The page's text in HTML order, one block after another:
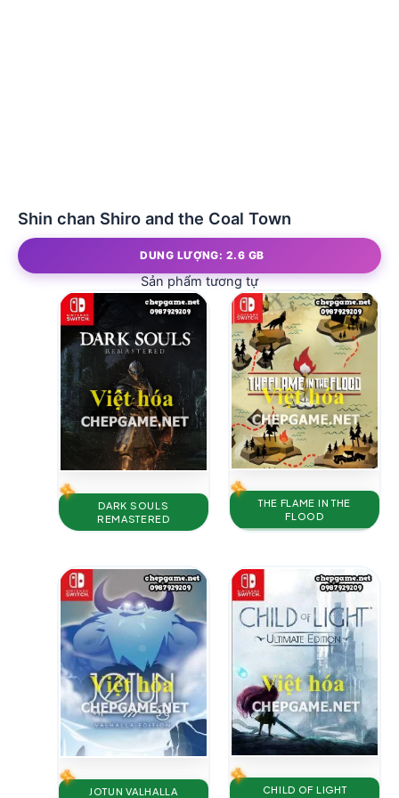
Shin chan Shiro and the Coal Town
DUNG LƯỢNG: 2.6 GB
Sản phẩm tương tự
DARK SOULS
REMASTERED
THE FLAME IN THE
FLOOD
JOTUN VALHALLA
CHILD OF LIGHT